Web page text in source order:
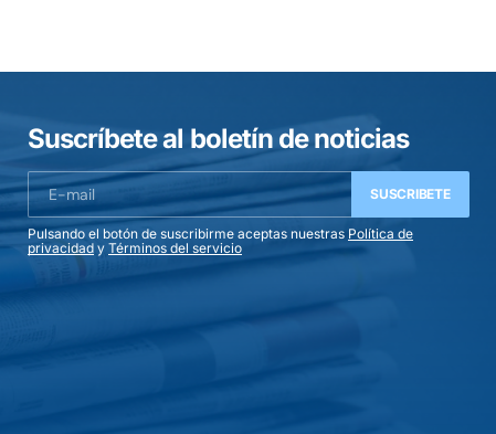
Suscríbete al boletín de noticias
SUSCRIBETE
Pulsando el botón de suscribirme aceptas nuestras Política de
privacidad y Términos del servicio